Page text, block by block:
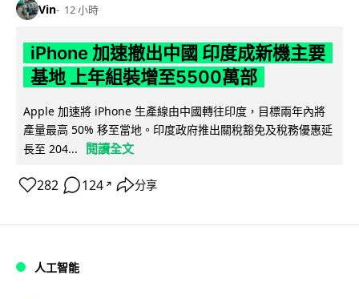
Vin 12 小時
iPhone 加速撤出中國 印度成新機主要
基地 上年組裝增至5500萬部
Apple 加速將 iPhone 生產線由中國轉往印度，目標兩年內將
產量最高 50% 移至當地。印度政府推出關稅豁免及稅務優惠延
長至 204...
閱讀全文
282 124 ↗ 分享
人工智能